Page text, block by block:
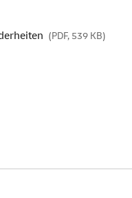
(PDF, 539 KB)